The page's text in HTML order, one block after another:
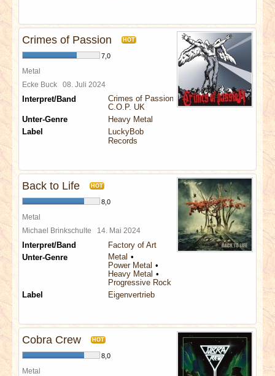
Crimes of Passion HOT
7,0
Metal
Ecke Buck 08. Juli 2024
Interpret/Band
Crimes of Passion
C.O.P. UK
Unter-Genre
Heavy Metal
Label
LuckyBob
Records
Back to Life HOT
8,0
Metal
Michael Brinkschulte 14. Mai 2024
Interpret/Band
Factory of Art
Unter-Genre
Metal
Power Metal
Heavy Metal
Progressive Rock
Label
Eigenvertrieb
Cobra Crew HOT
8,0
Metal